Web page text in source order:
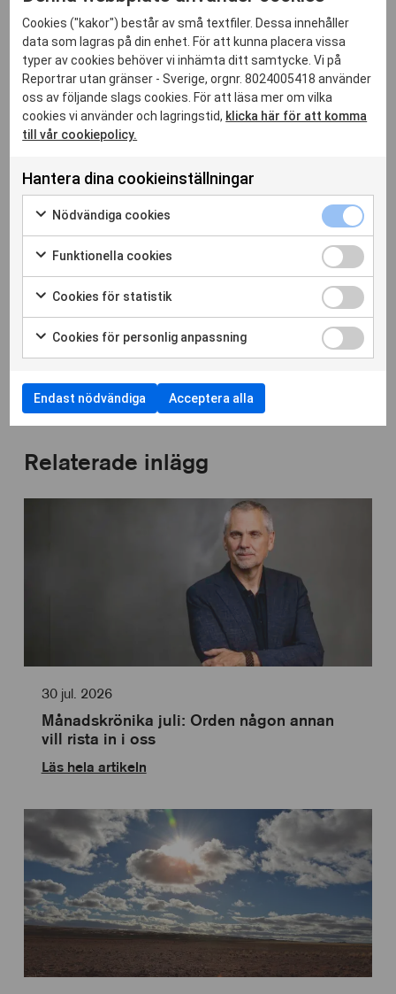
glömma att det också sker bra saker. Nyligen släpptes den
australienska journalisten och nyhetsankaret Cheng Lei
efter 1 000 dagar i kinesiskt fängelse.
I Guatemala upphävde dessutom en domstol ett sexårigt
fängelsestraff mot journalisten José Rubén Zamora som
grundat tidningen elPeriodico.
Vi på kansliet har också firat att reklambyrå Åkestam Holst
oss och tagit fram kampanjer för att stärka pressfriheten. I
år fick det pris för en kampanj som uppmärksammar Dawit
Isaak. Det är vi glada för.
Vi ses!
Erik Larsson, ordförande Reportrar utan gränser
Foto: Jonas Gratzer
Relaterade inlägg
30 jul. 2026
Månadskrönika juli: Orden någon annan
vill rista in i oss
Läs hela artikeln
Cookies ("kakor") består av små textfiler. Dessa innehåller
data som lagras på din enhet. För att kunna placera vissa
typer av cookies behöver vi inhämta ditt samtycke. Vi på
Reportrar utan gränser - Sverige, orgnr. 8024005418 använder
oss av följande slags cookies. För att läsa mer om vilka
cookies vi använder och lagringstid, klicka här för att komma
till vår cookiepolicy.
Hantera dina cookieinställningar
Nödvändiga cookies
Markera
för
samtycka
till
användning
av
cookies
Funktionella cookies
Markera
för
samtycka
till
användning
Funktionella
cookies
cookies
Cookies för statistik
Markera
för
samtycka
till
användning
av
Cookies
statistik
Cookies
för
statistik
Cookies för personlig anpassning
Markera
att
samtycka
av
Cookies
Cookies
för
Endast nödvändiga Acceptera alla